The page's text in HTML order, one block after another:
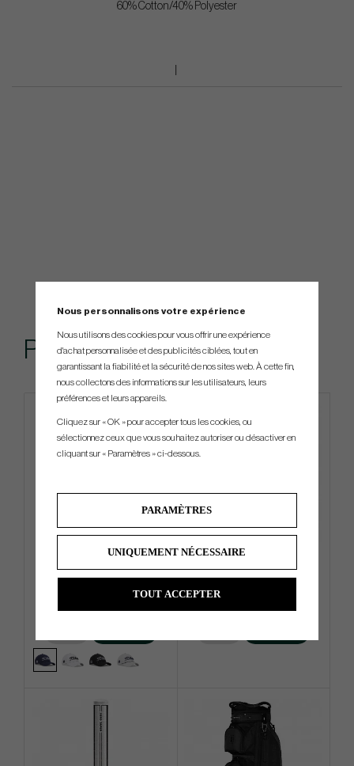
60% Cotton/40% Polyester
Produits similaires
Titleist Tour Breezer -26
Ping Hoofer Lite Ltd Rust
Mosaic - Carry Bag
Nous personnalisons votre expérience
Nous utilisons des cookies pour vous offrir une expérience
d'achat personnalisée et des publicités ciblées, tout en
garantissant la fiabilité et la sécurité de nos sites web. À cette fin,
nous collectons des informations sur les utilisateurs, leurs
préférences et leurs appareils.
Cliquez sur « OK » pour accepter tous les cookies, ou
sélectionnez ceux que vous souhaitez autoriser ou désactiver en
cliquant sur « Paramètres » ci-dessous.
PARAMÈTRES
UNIQUEMENT NÉCESSAIRE
TOUT ACCEPTER